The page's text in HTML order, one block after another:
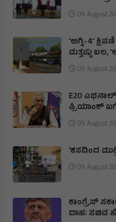
09 August
'ಅಗ್ನಿ-4'
ಮತ್ತಷ್ಟು ಬಲ,
09 August
E20 ಎಥನಾಲ್
ಪ್ರಿಯಾಂಕ್
09 August
‘ಕಸದಿಂದ
09 August
ಕಾಂಗ್ರೆಸ್
ದಾಹ: ಸಚಿವ